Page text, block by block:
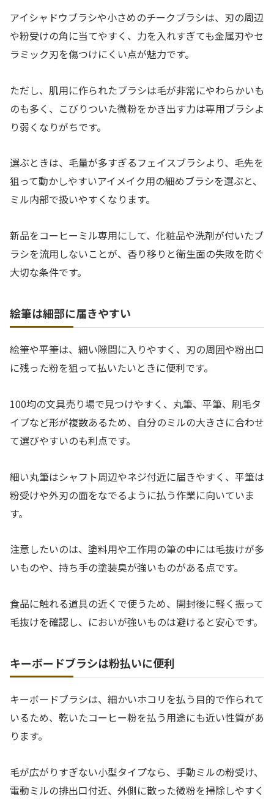
アイシャドウブラシや小さめのチークブラシは、刃の周辺
や粉受けの角に当てやすく、力を入れすぎても金属刃やセ
ラミック刃を傷つけにくい点が魅力です。
ただし、肌用に作られたブラシは毛が非常にやわらかいも
のも多く、こびりついた微粉をかき出す力は専用ブラシよ
り弱くなりがちです。
選ぶときは、毛量が多すぎるフェイスブラシより、毛先を
狙って動かしやすいアイメイク用の細めブラシを選ぶと、
ミル内部で扱いやすくなります。
新品をコーヒーミル専用にして、化粧品や洗剤が付いたブ
ラシを流用しないことが、香り移りと衛生面の失敗を防ぐ
大切な条件です。
絵筆は細部に届きやすい
絵筆や平筆は、細い隙間に入りやすく、刃の周囲や粉出口
に残った粉を狙って払いたいときに便利です。
100均の文具売り場で見つけやすく、丸筆、平筆、刷毛タ
イプなど形が複数あるため、自分のミルの大きさに合わせ
て選びやすいのも利点です。
細い丸筆はシャフト周辺やネジ付近に届きやすく、平筆は
粉受けや外刃の面をなでるように払う作業に向いていま
す。
注意したいのは、塗料用や工作用の筆の中には毛抜けが多
いものや、持ち手の塗装臭が強いものがある点です。
食品に触れる道具の近くで使うため、開封後に軽く振って
毛抜けを確認し、においが強いものは避けると安心です。
キーボードブラシは粉払いに便利
キーボードブラシは、細かいホコリを払う目的で作られて
いるため、乾いたコーヒー粉を払う用途にも近い性質があ
ります。
毛が広がりすぎない小型タイプなら、手動ミルの粉受け、
電動ミルの排出口付近、外側に散った微粉を掃除しやすく